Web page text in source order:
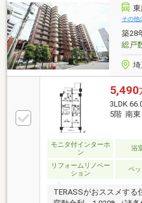
設（マルイ等）や総合病
クとセコム防犯設備で安
その他
築28
総戸
埼
5,490
3LDK
5階 南東
モニタ付インターホ
ン
浴
リフォームリノベー
ション
ペ
TERASSがおススメする